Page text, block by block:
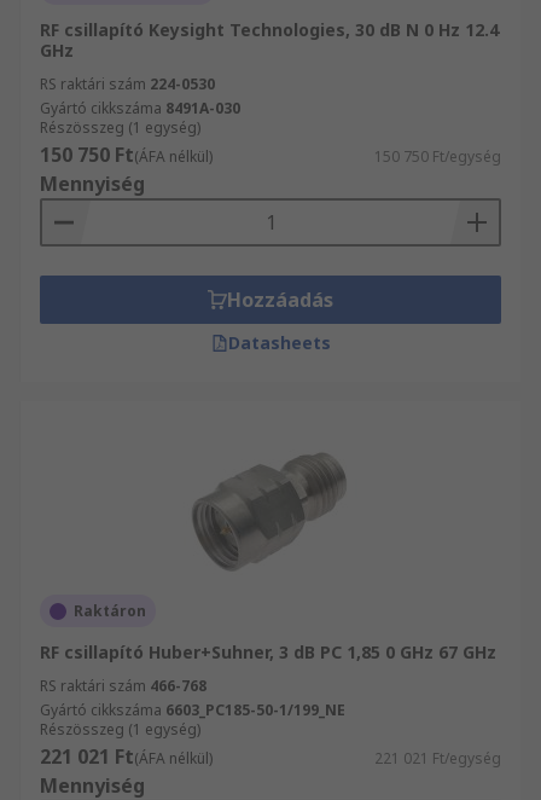
RF csillapító Keysight Technologies, 30 dB N 0 Hz 12.4
GHz
RS raktári szám 224-0530
Gyártó cikkszáma 8491A-030
Részösszeg (1 egység)
150 750 Ft(ÁFA nélkül) 150 750 Ft/egység
Mennyiség
Hozzáadás
Datasheets
Raktáron
RF csillapító Huber+Suhner, 3 dB PC 1,85 0 GHz 67 GHz
RS raktári szám 466-768
Gyártó cikkszáma 6603_PC185-50-1/199_NE
Részösszeg (1 egység)
221 021 Ft(ÁFA nélkül) 221 021 Ft/egység
Mennyiség